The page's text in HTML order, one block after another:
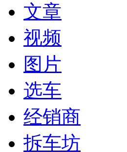
文章
视频
图片
选车
经销商
拆车坊